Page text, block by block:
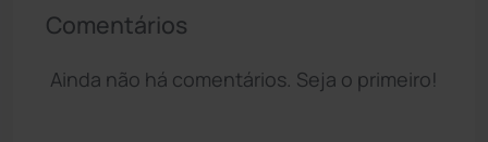
Comentários
Ainda não há comentários. Seja o primeiro!